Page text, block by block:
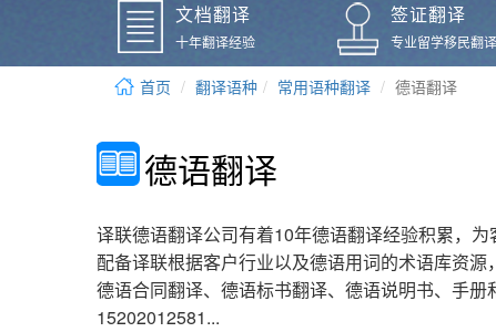
文档翻译
十年翻译经验
签证翻译
专业留学移民翻译
首页 翻译语种 常用语种翻译 德语翻译
德语翻译
译联德语翻译公司有着10年德语翻译经验积累，
配备译联根据客户行业以及德语用词的术语库资
德语合同翻译、德语标书翻译、德语说明书、手册
15202012581...